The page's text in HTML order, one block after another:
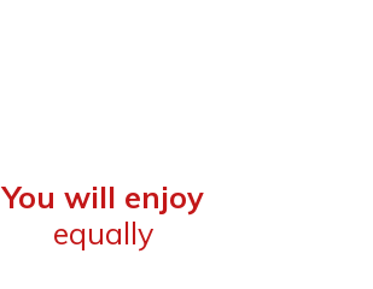
You will enjoy
equally